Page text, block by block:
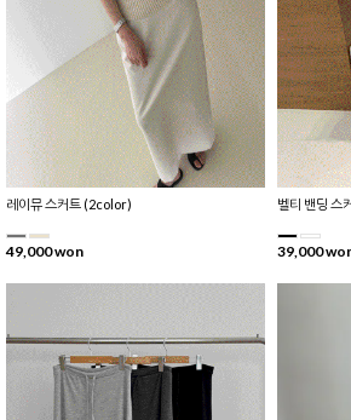
레이뮤 스커트 (2color)
49,000 won
벨티 밴딩 스
39,000